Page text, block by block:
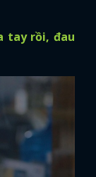
tay rồi, đau